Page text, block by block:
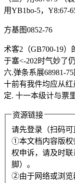
用YB1bo-5，Y8:67-
方基图0852-76
术客2（GB700-19）
于塞<-202时气妙了
六.弹条系展68981-
十前有我件均应从
定. 十一本级计与票
资源链接
请先登录（扫码可
①本文档内容版权
权申诉，请及时
脚）。
②由于网络或浏览